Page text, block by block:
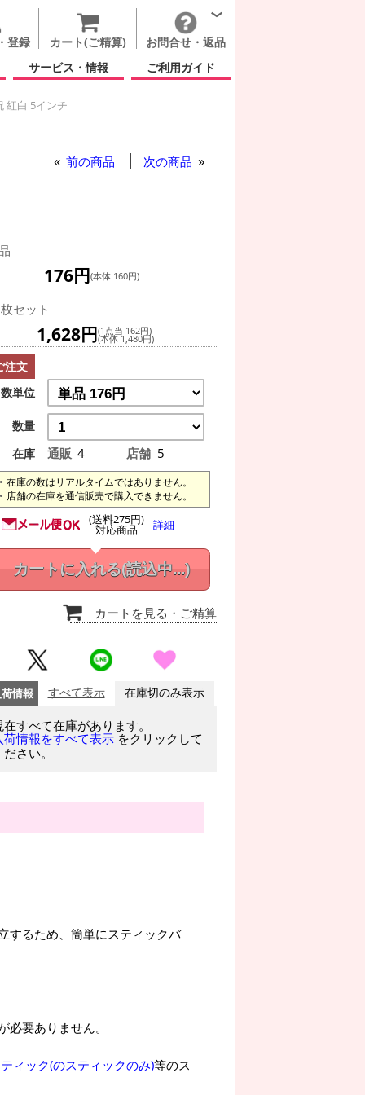
登録 カート(ご精算)
お問合せ・返品
サービス・情報
ご利用ガイド
紅白 5インチ
前の商品 次の商品
176円(本体 160円)
セット
1,628円(1点当 162円)
(本体 1,480円)
注文
数単位
数量
在庫
通販 4 店舗 5
在庫の数はリアルタイムではありません。
店舗の在庫を通信販売で購入できません。
(送料275円)
対応商品 詳細
カートに入れる(読込中...)
カートを見る ・ご精算
情報 すべて表示 在庫切のみ表示
在すべて在庫があります。
荷情報をすべて表示 をクリックして
さい。
するため、簡単にスティックバ
要ありません。
ィック(のスティックのみ)等のス